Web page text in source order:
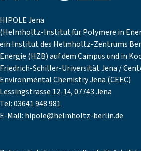
HIPOLE Jena
(Helmholtz-Institut für Polymere in
ein Institut des Helmholtz-Zentrums
Energie (HZB) auf dem Campus und in
Friedrich-Schiller-Universität Jena /
Environmental Chemistry Jena (CEEC)
Lessingstrasse 12-14, 07743 Jena
Tel: 03641 948 981
E-Mail: hipole@helmholtz-berlin.de